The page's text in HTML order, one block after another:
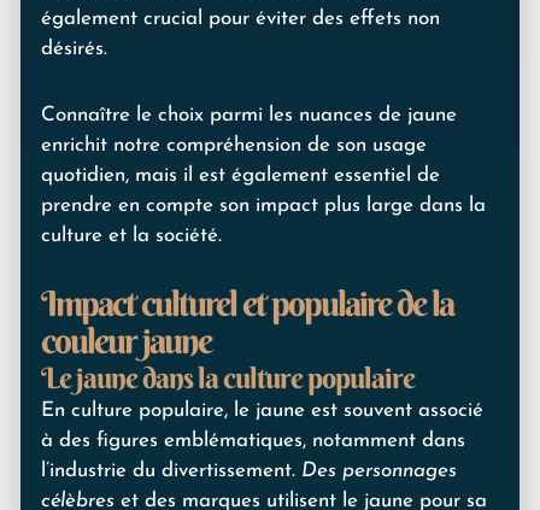
également crucial pour éviter des effets non
désirés.
Connaître le choix parmi les nuances de jaune
enrichit notre compréhension de son usage
quotidien, mais il est également essentiel de
prendre en compte son impact plus large dans la
culture et la société.
Impact culturel et populaire de la
couleur jaune
Le jaune dans la culture populaire
En culture populaire, le jaune est souvent associé
à des figures emblématiques, notamment dans
l’industrie du divertissement. Des personnages
célèbres et des marques utilisent le jaune pour sa